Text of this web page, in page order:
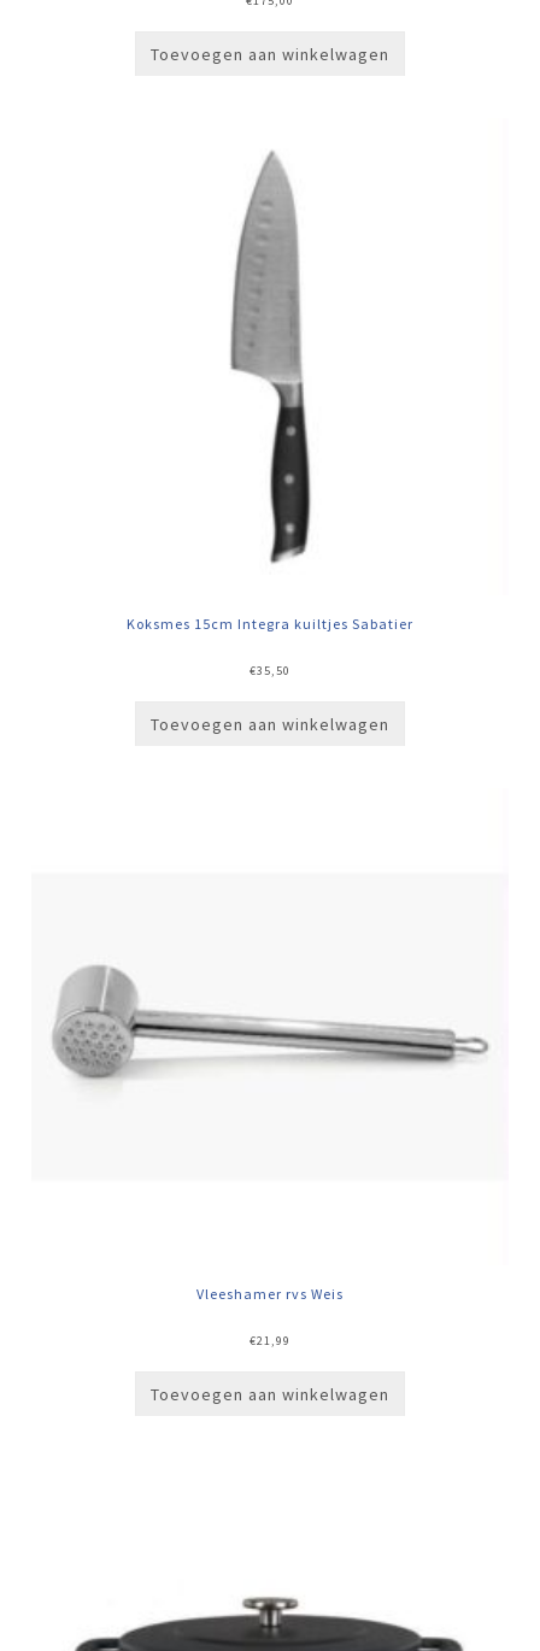
Toevoegen aan winkelwagen
Koksmes 15cm Integra kuiltjes Sabatier
€35,50
Toevoegen aan winkelwagen
Vleeshamer rvs Weis
€21,99
Toevoegen aan winkelwagen